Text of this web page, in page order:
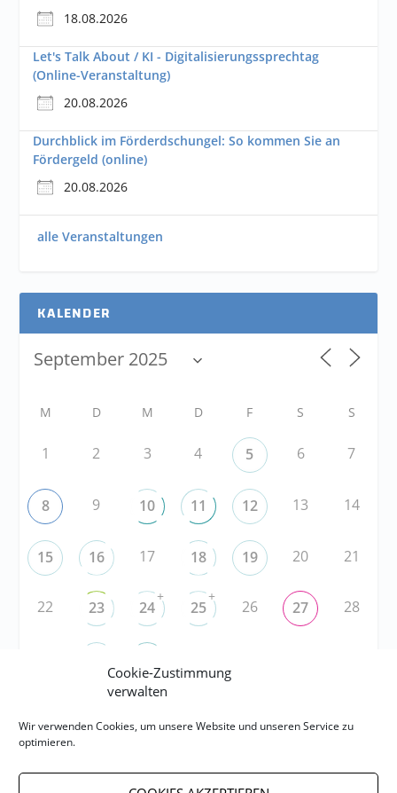
Cookie-Zustimmung
verwalten
Wir verwenden Cookies, um unsere Website und unseren Service zu
optimieren.
18.08.2026
Let's Talk About / KI - Digitalisierungssprechtag
(Online-Veranstaltung)
20.08.2026
Durchblick im Förderdschungel: So kommen Sie an
Fördergeld (online)
20.08.2026
alle Veranstaltungen
KALENDER
M D M D F S S
1 2 3 4 5 6 7
8 9 10 11 12 13 14
15 16 17 18 19 20 21
22 23 24
+
25
+
26 27 28
RSS